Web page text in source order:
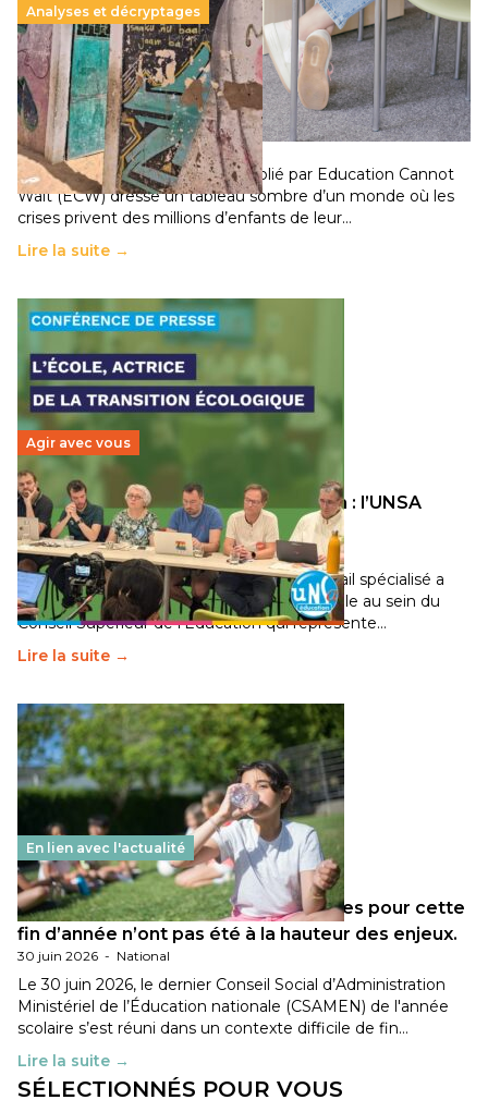
Analyses et décryptages
258 millions d’enfants victimes de la guerre, des
chocs climatiques et des déplacements de
population
11 juillet 2026- National
Un nouveau rapport mondial publié par Education Cannot
Wait (ECW) dresse un tableau sombre d’un monde où les
crises privent des millions d’enfants de leur…
Lire la suite →
Agir avec vous
Transition écologique de l’éducation : l’UNSA
Éducation fait bouger les lignes
30 juin 2026-National
Pendant plusieurs mois, un groupe de travail spécialisé a
travaillé sur la transition écologique de l’Ecole au sein du
Conseil Supérieur de l’Éducation qui représente…
Lire la suite →
En lien avec l'actualité
Les décisions ministérielles attendues pour cette
fin d’année n’ont pas été à la hauteur des enjeux.
30 juin 2026 - National
Le 30 juin 2026, le dernier Conseil Social d’Administration
Ministériel de l’Éducation nationale (CSAMEN) de l'année
scolaire s’est réuni dans un contexte difficile de fin…
Lire la suite →
SÉLECTIONNÉS POUR VOUS